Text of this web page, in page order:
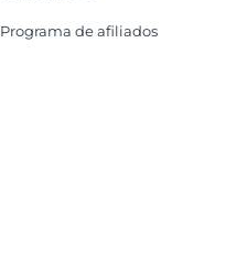
Programa de afiliados